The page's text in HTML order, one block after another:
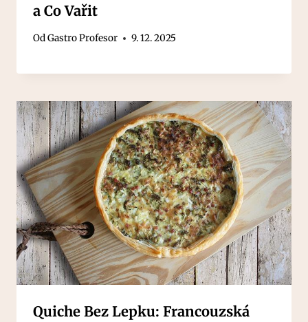
a Co Vařit
OdGastro Profesor 9. 12. 2025
Quiche Bez Lepku: Francouzská